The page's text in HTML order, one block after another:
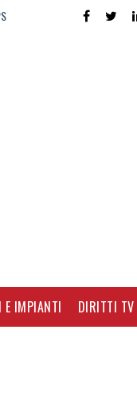
E IMPIANTI DIRITTI TV